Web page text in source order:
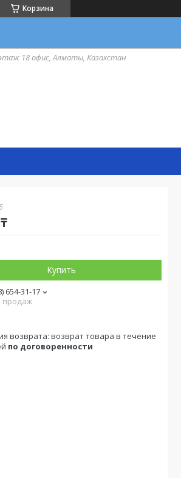
Корзина
18 офис, Алматы, Казахстан
Купить
654-31-17
продаж
возврат товара в течение
по договоренности